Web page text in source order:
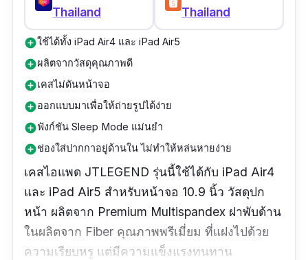
Thailand
Thailand
add_circleใช้ได้ทั้ง iPad Air4 และ iPad Air5
add_circleผลิตจากวัสดุคุณภาพดี
add_circleเคสไม่ดันหน้าจอ
add_circleออกแบบมาเพื่อให้ถ่ายรูปได้ง่าย
add_circleฟังก์ชัน Sleep Mode แม่นยำ
add_circleช่องใส่ปากกาอยู่ด้านใน ไม่ทำให้หล่นหายง่าย
เคสไอแพด JTLEGEND รุ่นนี้ใช้ได้กับ iPad Air4
และ iPad Air5 สำหรับหน้าจอ 10.9 นิ้ว วัสดุปก
หน้า ผลิตจาก Premium Multispandex ฝาพับด้าน
ในผลิตจาก Fiber คุณภาพพรีเมี่ยม ที่แฝงไปด้วย
ความเรียบหรู แต่มีความแข็งแรงทนทาน